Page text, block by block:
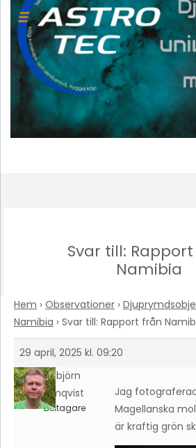
Svar till:
Namibia
Hem › Observationer ›
Namibia › Svar till: Rapport från
29 april, 2025 kl. 09:20
Torbjörn
Holmqvist
Deltagare
Jag
Magellanska
är kraftig grön